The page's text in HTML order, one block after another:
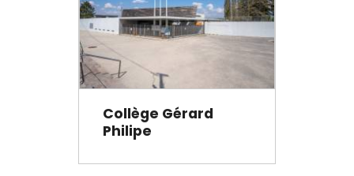
Collège Gérard
Philipe